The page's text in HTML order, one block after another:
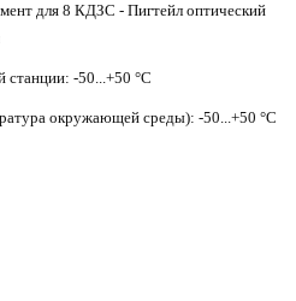
для 8 КДЗС - Пигтейл оптический
станции: -50...+50 °С
окружающей среды): -50...+50 °С